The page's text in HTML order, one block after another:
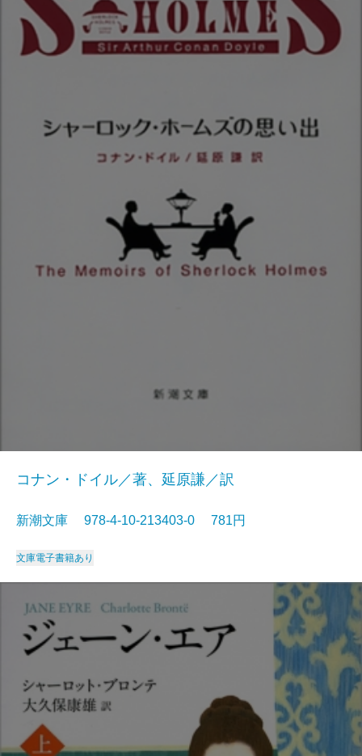
コナン・ドイル／著、延原謙／訳
新潮文庫 978-4-10-213403-0 781円
文庫電子書籍あり